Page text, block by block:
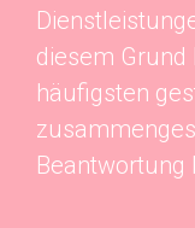
diesem Grund
häufigsten
Beantwortung